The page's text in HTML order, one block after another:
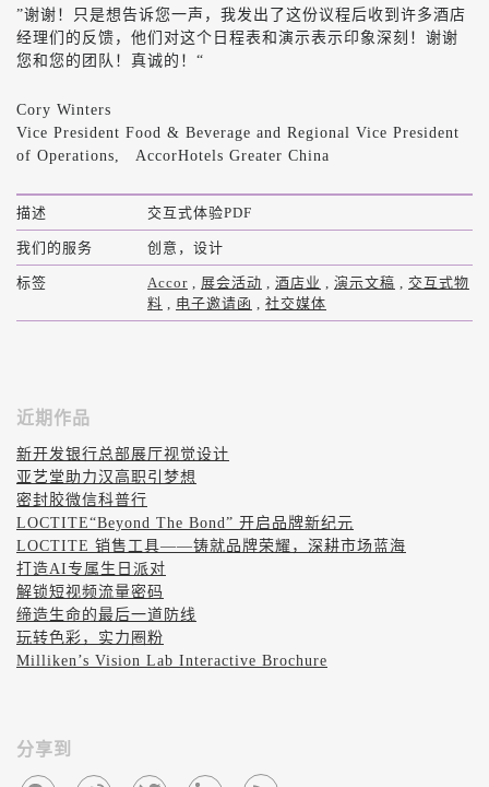
”谢谢！只是想告诉您一声，我发出了这份议程后收到许多酒店
经理们的反馈，他们对这个日程表和演示表示印象深刻！谢谢
您和您的团队！真诚的！“
Cory Winters
Vice President Food & Beverage and Regional Vice President
of Operations, AccorHotels Greater China
描述 交互式体验PDF
我们的服务 创意，设计
标签 Accor , 展会活动 , 酒店业 , 演示文稿 , 交互式物
料 , 电子邀请函 , 社交媒体
近期作品
新开发银行总部展厅视觉设计
亚艺堂助力汉高职引梦想
密封胶微信科普行
LOCTITE“Beyond The Bond” 开启品牌新纪元
LOCTITE 销售工具——铸就品牌荣耀，深耕市场蓝海
打造AI专属生日派对
解锁短视频流量密码
缔造生命的最后一道防线
玩转色彩，实力圈粉
Milliken’s Vision Lab Interactive Brochure
分享到